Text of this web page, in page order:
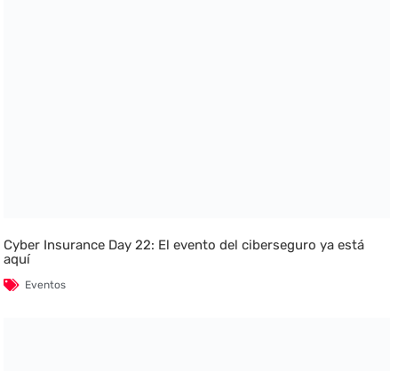
Cyber Insurance Day 22: El evento del ciberseguro ya está
aquí
Eventos